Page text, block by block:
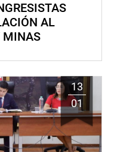
AL
MINAS
13
01